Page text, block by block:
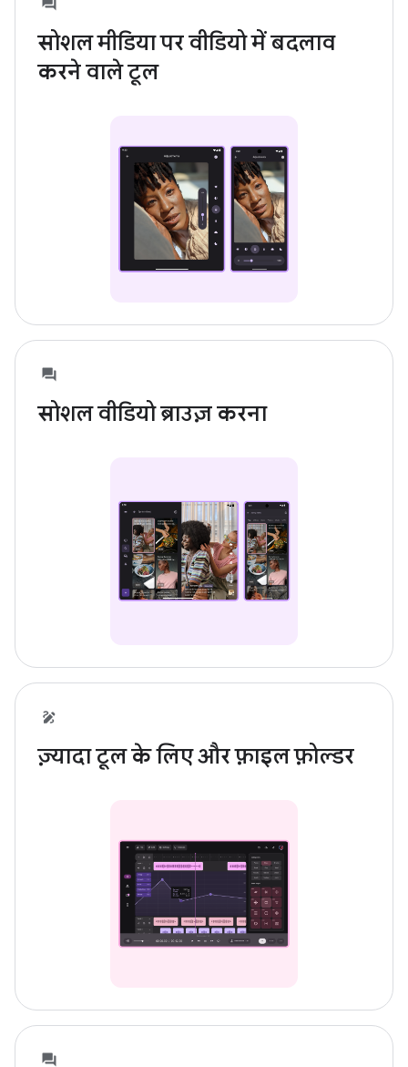
सोशल मीडिया पर वीडियो में बदलाव
करने वाले टूल
सोशल वीडियो ब्राउज़ करना
ज़्यादा टूल के लिए और फ़ाइल फ़ोल्डर